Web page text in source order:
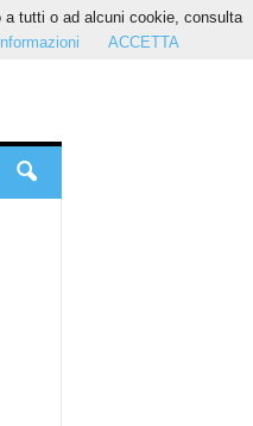
tutti o ad alcuni cookie, consulta
ACCETTA